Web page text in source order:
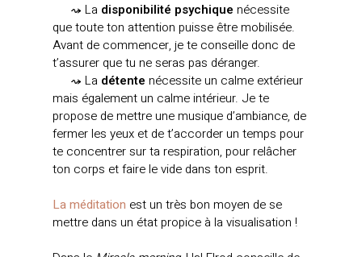
⤳ La disponibilité psychique nécessite
que toute ton attention puisse être mobilisée.
Avant de commencer, je te conseille donc de
t’assurer que tu ne seras pas déranger.
⤳ La détente nécessite un calme extérieur
mais également un calme intérieur. Je te
propose de mettre une musique d’ambiance, de
fermer les yeux et de t’accorder un temps pour
te concentrer sur ta respiration, pour relâcher
ton corps et faire le vide dans ton esprit.
La méditation est un très bon moyen de se
mettre dans un état propice à la visualisation !